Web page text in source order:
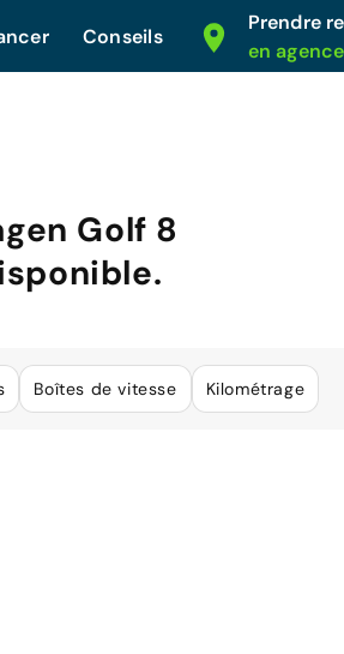
Conseils
Prendre
en agence
Golf 8
Boîtes de vitesse Kilométrage